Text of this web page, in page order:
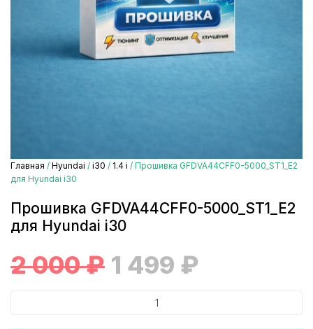
Главная / Hyundai / i30 / 1.4 i / Прошивка GFDVA44CFF0-5000_ST1_E2
для Hyundai i30
Прошивка GFDVA44CFF0-5000_ST1_E2
для Hyundai i30
2 000₽ 1 499 ₽